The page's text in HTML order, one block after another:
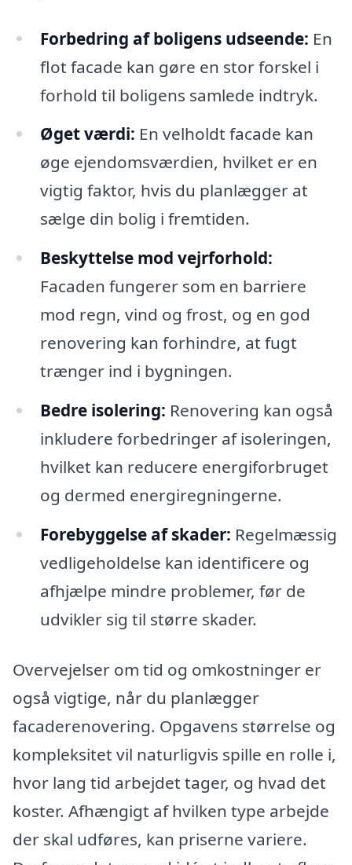
Forbedring af boligens udseende: En
flot facade kan gøre en stor forskel i
forhold til boligens samlede indtryk.
Øget værdi: En velholdt facade kan
øge ejendomsværdien, hvilket er en
vigtig faktor, hvis du planlægger at
sælge din bolig i fremtiden.
Beskyttelse mod vejrforhold:
Facaden fungerer som en barriere
mod regn, vind og frost, og en god
renovering kan forhindre, at fugt
trænger ind i bygningen.
Bedre isolering: Renovering kan også
inkludere forbedringer af isoleringen,
hvilket kan reducere energiforbruget
og dermed energiregningerne.
Forebyggelse af skader: Regelmæssig
vedligeholdelse kan identificere og
afhjælpe mindre problemer, før de
udvikler sig til større skader.
Overvejelser om tid og omkostninger er
også vigtige, når du planlægger
facaderenovering. Opgavens størrelse og
kompleksitet vil naturligvis spille en rolle i,
hvor lang tid arbejdet tager, og hvad det
koster. Afhængigt af hvilken type arbejde
der skal udføres, kan priserne variere.